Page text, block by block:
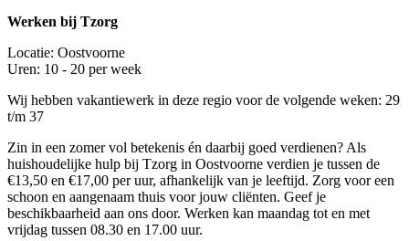
Werken bij Tzorg
Locatie: Oostvoorne
Uren: 10 - 20 per week
Wij hebben vakantiewerk in deze regio voor de volgende weken: 29
t/m 37
Zin in een zomer vol betekenis én daarbij goed verdienen? Als
huishoudelijke hulp bij Tzorg in Oostvoorne verdien je tussen de
€13,50 en €17,00 per uur, afhankelijk van je leeftijd. Zorg voor een
schoon en aangenaam thuis voor jouw cliënten. Geef je
beschikbaarheid aan ons door. Werken kan maandag tot en met
vrijdag tussen 08.30 en 17.00 uur.